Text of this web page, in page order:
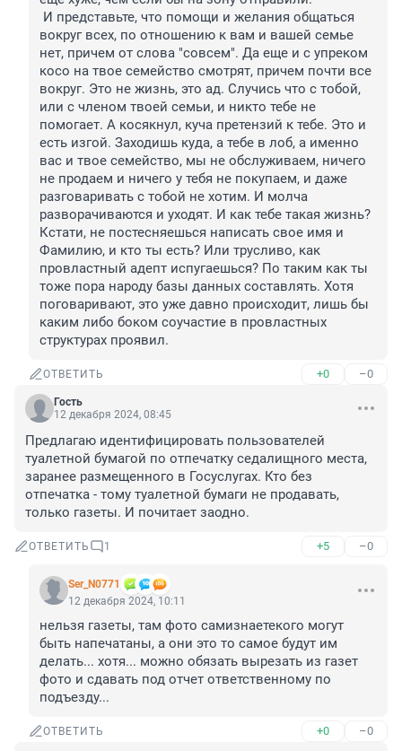
И представьте, что помощи и желания общаться
вокруг всех, по отношению к вам и вашей семье
нет, причем от слова "совсем". Да еще и с упреком
косо на твое семейство смотрят, причем почти все
вокруг. Это не жизнь, это ад. Случись что с тобой,
или с членом твоей семьи, и никто тебе не
помогает. А косякнул, куча претензий к тебе. Это и
есть изгой. Заходишь куда, а тебе в лоб, а именно
вас и твое семейство, мы не обслуживаем, ничего
не продаем и ничего у тебя не покупаем, и даже
разговаривать с тобой не хотим. И молча
разворачиваются и уходят. И как тебе такая жизнь?
Кстати, не постесняешься написать свое имя и
Фамилию, и кто ты есть? Или трусливо, как
провластный адепт испугаешься? По таким как ты
тоже пора народу базы данных составлять. Хотя
поговаривают, это уже давно происходит, лишь бы
каким либо боком соучастие в провластных
структурах проявил.
ОТВЕТИТЬ +0 –0
Гость
12 декабря 2024, 08:45
Предлагаю идентифицировать пользователей
туалетной бумагой по отпечатку седалищного места,
заранее размещенного в Госуслугах. Кто без
отпечатка - тому туалетной бумаги не продавать,
только газеты. И почитает заодно.
ОТВЕТИТЬ 1 +5 –0
Ser_N0771
12 декабря 2024, 10:11
нельзя газеты, там фото самизнаетекого могут
быть напечатаны, а они это то самое будут им
делать... хотя... можно обязать вырезать из газет
фото и сдавать под отчет ответственному по
подъезду...
ОТВЕТИТЬ +0 –0